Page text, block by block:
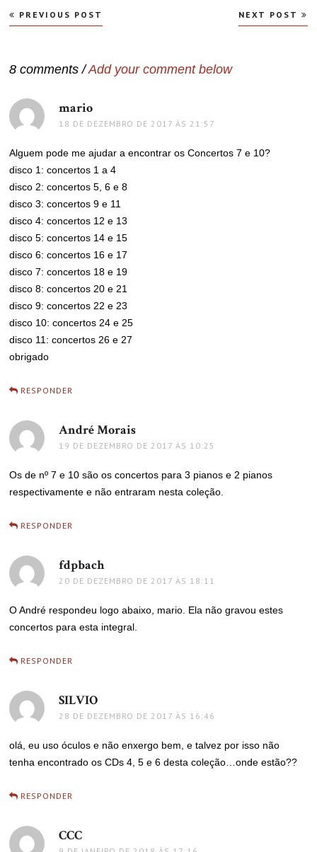
Navegação
de
PREVIOUS POST NEXT POST
8 comments /Add your comment below
mario
18 DE DEZEMBRO DE 2017 ÀS 21:57
Alguem pode me ajudar a encontrar os Concertos 7 e 10?
disco 1: concertos 1 a 4
disco 2: concertos 5, 6 e 8
disco 3: concertos 9 e 11
disco 4: concertos 12 e 13
disco 5: concertos 14 e 15
disco 6: concertos 16 e 17
disco 7: concertos 18 e 19
disco 8: concertos 20 e 21
disco 9: concertos 22 e 23
disco 10: concertos 24 e 25
disco 11: concertos 26 e 27
obrigado
RESPONDER
André Morais
19 DE DEZEMBRO DE 2017 ÀS 10:25
Os de nº 7 e 10 são os concertos para 3 pianos e 2 pianos
respectivamente e não entraram nesta coleção.
RESPONDER
fdpbachdisse:
20 DE DEZEMBRO DE 2017 ÀS 18:11
O André respondeu logo abaixo, mario. Ela não gravou estes
concertos para esta integral.
RESPONDER
SILVIO
28 DE DEZEMBRO DE 2017 ÀS 16:46
olá, eu uso óculos e não enxergo bem, e talvez por isso não
tenha encontrado os CDs 4, 5 e 6 desta coleção…onde estão??
RESPONDER
CCC